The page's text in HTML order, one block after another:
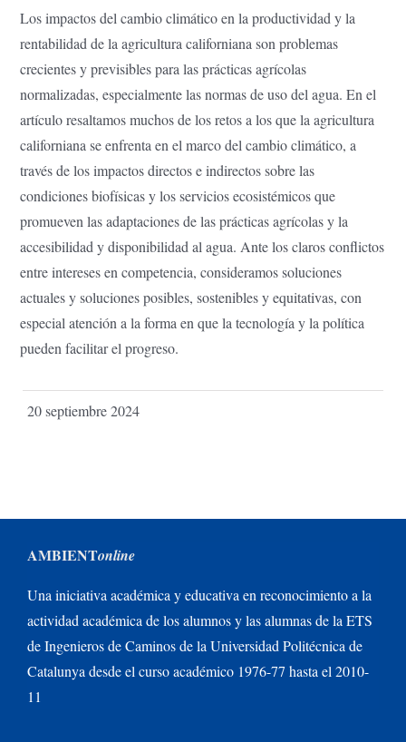
Los impactos del cambio climático en la productividad y la
rentabilidad de la agricultura californiana son problemas
crecientes y previsibles para las prácticas agrícolas
normalizadas, especialmente las normas de uso del agua. En el
artículo resaltamos muchos de los retos a los que la agricultura
californiana se enfrenta en el marco del cambio climático, a
través de los impactos directos e indirectos sobre las
condiciones biofísicas y los servicios ecosistémicos que
promueven las adaptaciones de las prácticas agrícolas y la
accesibilidad y disponibilidad al agua. Ante los claros conflictos
entre intereses en competencia, consideramos soluciones
actuales y soluciones posibles, sostenibles y equitativas, con
especial atención a la forma en que la tecnología y la política
pueden facilitar el progreso.
20 septiembre 2024
AMBIENTonline
Una iniciativa académica y educativa en reconocimiento a la
actividad académica de los alumnos y las alumnas de la ETS
de Ingenieros de Caminos de la Universidad Politécnica de
Catalunya desde el curso académico 1976-77 hasta el 2010-
11